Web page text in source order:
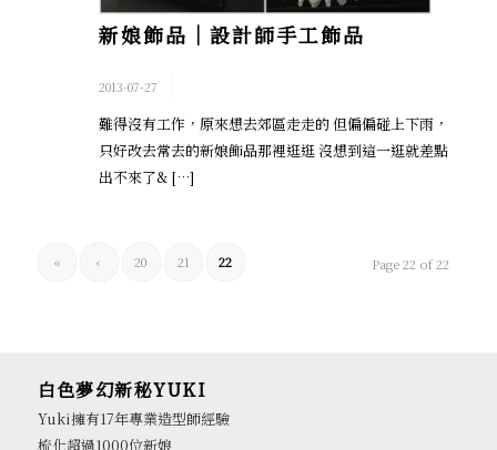
新娘飾品│設計師手工飾品
2013-07-27
難得沒有工作，原來想去郊區走走的 但偏偏碰上下雨，
只好改去常去的新娘飾品那裡逛逛 沒想到這一逛就差點
出不來了& […]
Page 22 of 22
« ‹ 20 21 22
白色夢幻新秘YUKI
Yuki擁有17年專業造型師經驗
梳化超過1000位新娘